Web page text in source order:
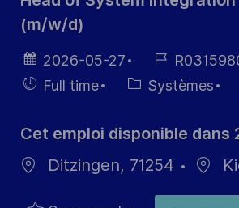
(m/w/d)
Date
d’affichage
2026-05-27
Référence
du poste
HiringFull time Catégorie
Systèmes
Cet emploi disponible dans
Ditzingen, 71254